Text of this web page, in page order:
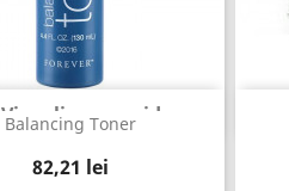
Balancing Toner
Pret
82,21 lei
Vizualizare rapida